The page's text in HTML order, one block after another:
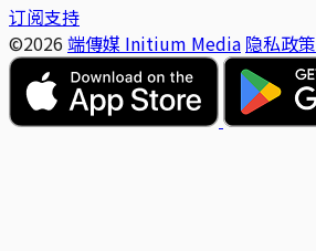
订阅支持
©2026 端傳媒 Initium Media 隐私政策